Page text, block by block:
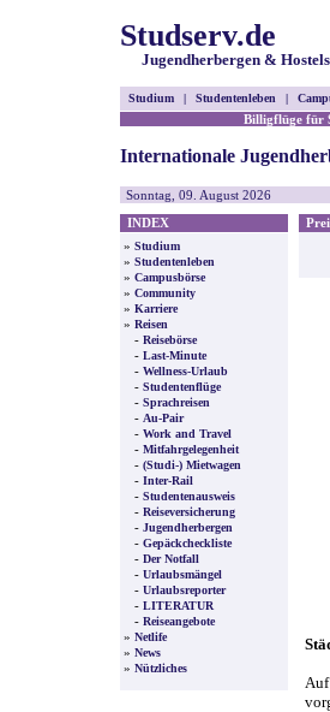
Studserv.de
Jugendherbergen & Hostels
Studium | Studentenleben |
Billigflüge für
Internationale
Sonntag, 09. August 2026
INDEX
» Studium
» Studentenleben
» Campusbörse
» Community
» Karriere
» Reisen
- Reisebörse
- Last-Minute
- Wellness-Urlaub
- Studentenflüge
- Sprachreisen
- Au-Pair
- Work and Travel
- Mitfahrgelegenheit
- (Studi-) Mietwagen
- Inter-Rail
- Studentenausweis
- Reiseversicherung
- Jugendherbergen
- Gepäckcheckliste
- Der Notfall
- Urlaubsmängel
- Urlaubsreporter
- LITERATUR
- Reiseangebote
» Netlife
» News
» Nützliches